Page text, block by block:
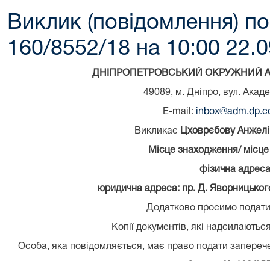
Виклик (повідомлення)
160/8552/18 на 10:00
ДНІПРОПЕТРОВСЬКИЙ ОКРУЖНИЙ
49089, м. Дніпро, вул.
E-mail:
Викликає Цховрєбову
Місце знаходження/
фізична
юридична адреса: пр. Д.
Додатково просимо подати
Копії документів, які
Особа, яка повідомляється, має право подати